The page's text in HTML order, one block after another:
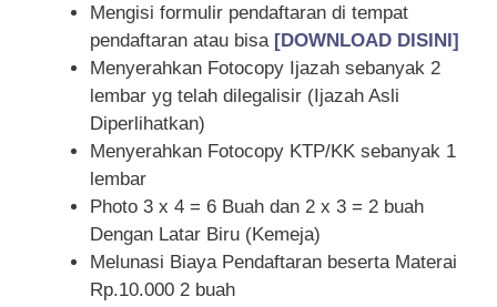
Mengisi formulir pendaftaran di tempat
pendaftaran atau bisa [DOWNLOAD DISINI]
Menyerahkan Fotocopy Ijazah sebanyak 2
lembar yg telah dilegalisir (Ijazah Asli
Diperlihatkan)
Menyerahkan Fotocopy KTP/KK sebanyak 1
lembar
Photo 3 x 4 = 6 Buah dan 2 x 3 = 2 buah
Dengan Latar Biru (Kemeja)
Melunasi Biaya Pendaftaran beserta Materai
Rp.10.000 2 buah